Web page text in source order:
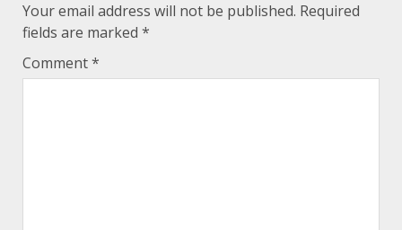
Your email address will not be published. Required
fields are marked *
Comment*